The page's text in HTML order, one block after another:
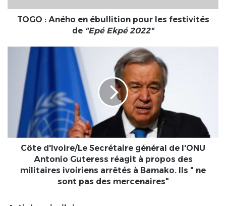
de
"EpéTOGO : Aného en ébullition pour les festivités
de "Epé Ekpé 2022"
d'Ivoire/Le
Secrétaire
général
l'ONU
Antonio
Guteress
réagit
Côte d'Ivoire/Le Secrétaire général de l'ONU
Antonio Guteress réagit à propos des
militaires ivoiriens arrêtés à Bamako. Ils " ne
sont pas des mercenaires"